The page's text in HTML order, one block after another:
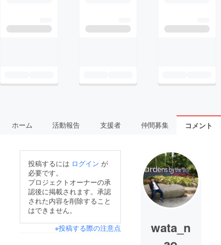
ホーム 活動報告 支援者 仲間募集 コメント
投稿するには ログイン が
必要です。
プロジェクトオーナーの承
認後に掲載されます。承認
された内容を削除すること
はできません。
※投稿する際の注意点
wata_n